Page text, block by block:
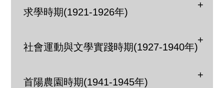
求學時期(1921-1926年)
社會運動與文學實踐時期(1927-1940年)
首陽農園時期(1941-1945年)